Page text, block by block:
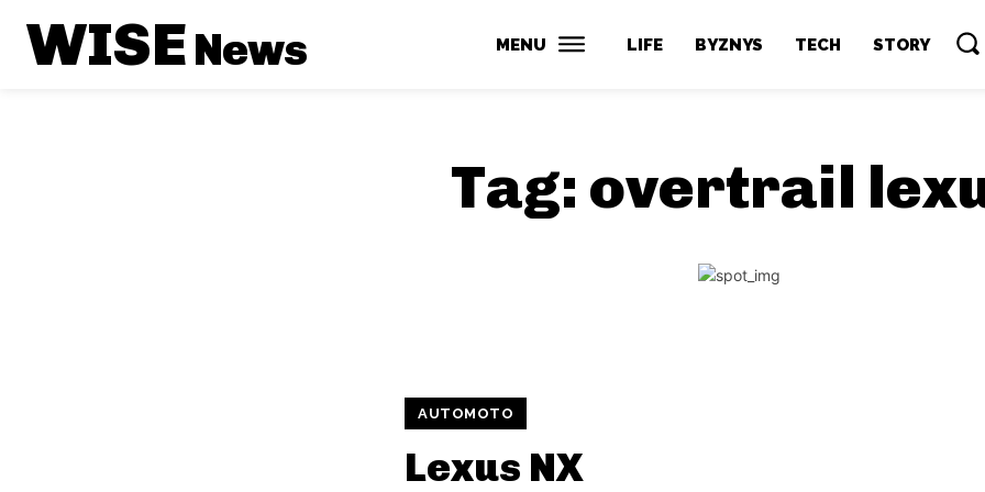
WISENews MENU LIFE BYZNYS TECH STORY
Tag: overtrail
AUTOMOTO
Lexus NX